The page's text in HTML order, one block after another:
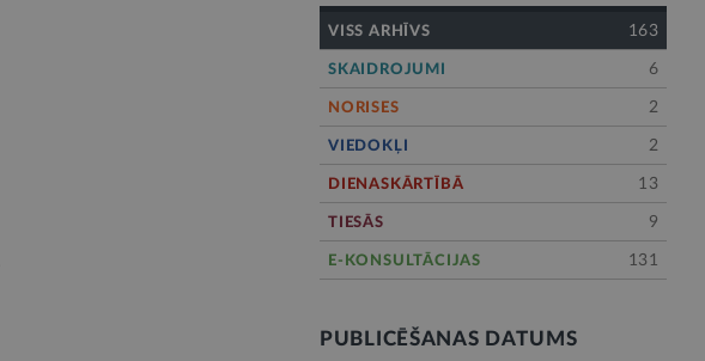
VISS ARHĪVS 163
SKAIDROJUMI 6
NORISES 2
VIEDOKĻI 2
DIENASKĀRTĪBĀ 13
TIESĀS 9
E-KONSULTĀCIJAS 131
PUBLICĒŠANAS DATUMS